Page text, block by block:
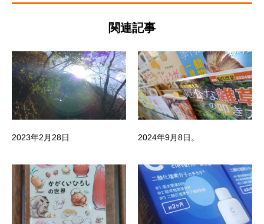
関連記事
2023年2月28日 2024年9月8日。